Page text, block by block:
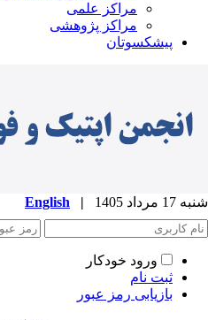
مراکز علمی
مراکز پژوهشی
پیشکسوتان
مرداد 1405 |
English
ورود خودکار
ثبت نام
بازیابی رمز عبور